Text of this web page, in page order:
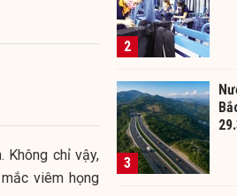
Không chỉ vậy,
viêm họng
2
3